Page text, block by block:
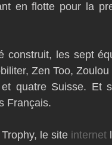
en flotte pour la
construit, les sept
Zen Too,
et quatre Suisse. Et
Français.
le site internet